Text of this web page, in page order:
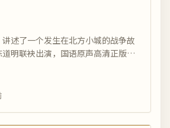
讲述了一个发生在北方小城的战争故
明联袂出演，国语原声高清正版，
优选编辑精选推荐。
99:48